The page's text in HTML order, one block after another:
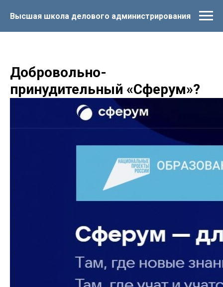
Высшая школа делового администрирования
Добровольно-
принудительный «Сферум»?